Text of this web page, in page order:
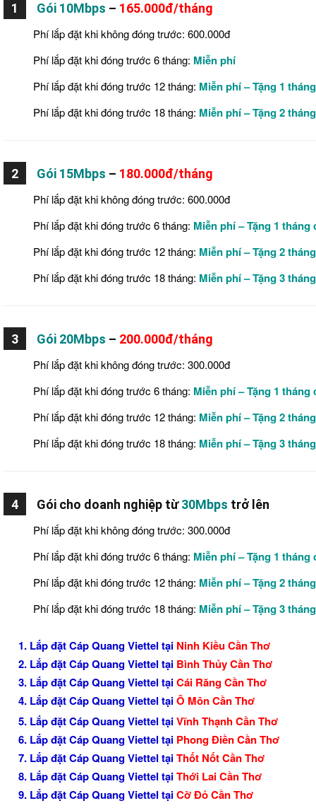
1 Gói 10Mbps – 165.000đ/tháng
Phí lắp đặt khi không đóng trước: 600.000đ
Phí lắp đặt khi đóng trước 6 tháng: Miễn phí
Phí lắp đặt khi đóng trước 12 tháng: Miễn phí – Tặng 1
Phí lắp đặt khi đóng trước 18 tháng: Miễn phí – Tặng 2
2 Gói 15Mbps – 180.000đ/tháng
Phí lắp đặt khi không đóng trước: 600.000đ
Phí lắp đặt khi đóng trước 6 tháng: Miễn phí– Tặng 1 tháng
Phí lắp đặt khi đóng trước 12 tháng: Miễn phí – Tặng 2
Phí lắp đặt khi đóng trước 18 tháng: Miễn phí – Tặng 3
3 Gói 20Mbps – 200.000đ/tháng
Phí lắp đặt khi không đóng trước: 300.000đ
Phí lắp đặt khi đóng trước 6 tháng: Miễn phí – Tặng 1 tháng
Phí lắp đặt khi đóng trước 12 tháng: Miễn phí – Tặng 2
Phí lắp đặt khi đóng trước 18 tháng: Miễn phí – Tặng 3
4 Gói cho doanh nghiệp từ30Mbps trở lên
Phí lắp đặt khi không đóng trước: 300.000đ
Phí lắp đặt khi đóng trước 6 tháng: Miễn phí – Tặng 1 tháng
Phí lắp đặt khi đóng trước 12 tháng: Miễn phí – Tặng 2
Phí lắp đặt khi đóng trước 18 tháng: Miễn phí – Tặng 3
1. Lắp đặt Cáp Quang Viettel tại Ninh Kiều Cần Thơ
2. Lắp đặt Cáp Quang Viettel tại Bình Thủy Cần Thơ
3. Lắp đặt Cáp Quang Viettel tạiCái Răng Cần Thơ
4. Lắp đặt Cáp Quang Viettel tạiÔ Môn Cần Thơ
5. Lắp đặt Cáp Quang Viettel tạiVĩnh Thạnh Cần Thơ
6. Lắp đặt Cáp Quang Viettel tại Phong Điền Cần Thơ
7. Lắp đặt Cáp Quang Viettel tạiThốt Nốt Cần Thơ
8. Lắp đặt Cáp Quang Viettel tạiThới Lai Cần Thơ
9. Lắp đặt Cáp Quang Viettel tạiCờ Đỏ Cần Thơ